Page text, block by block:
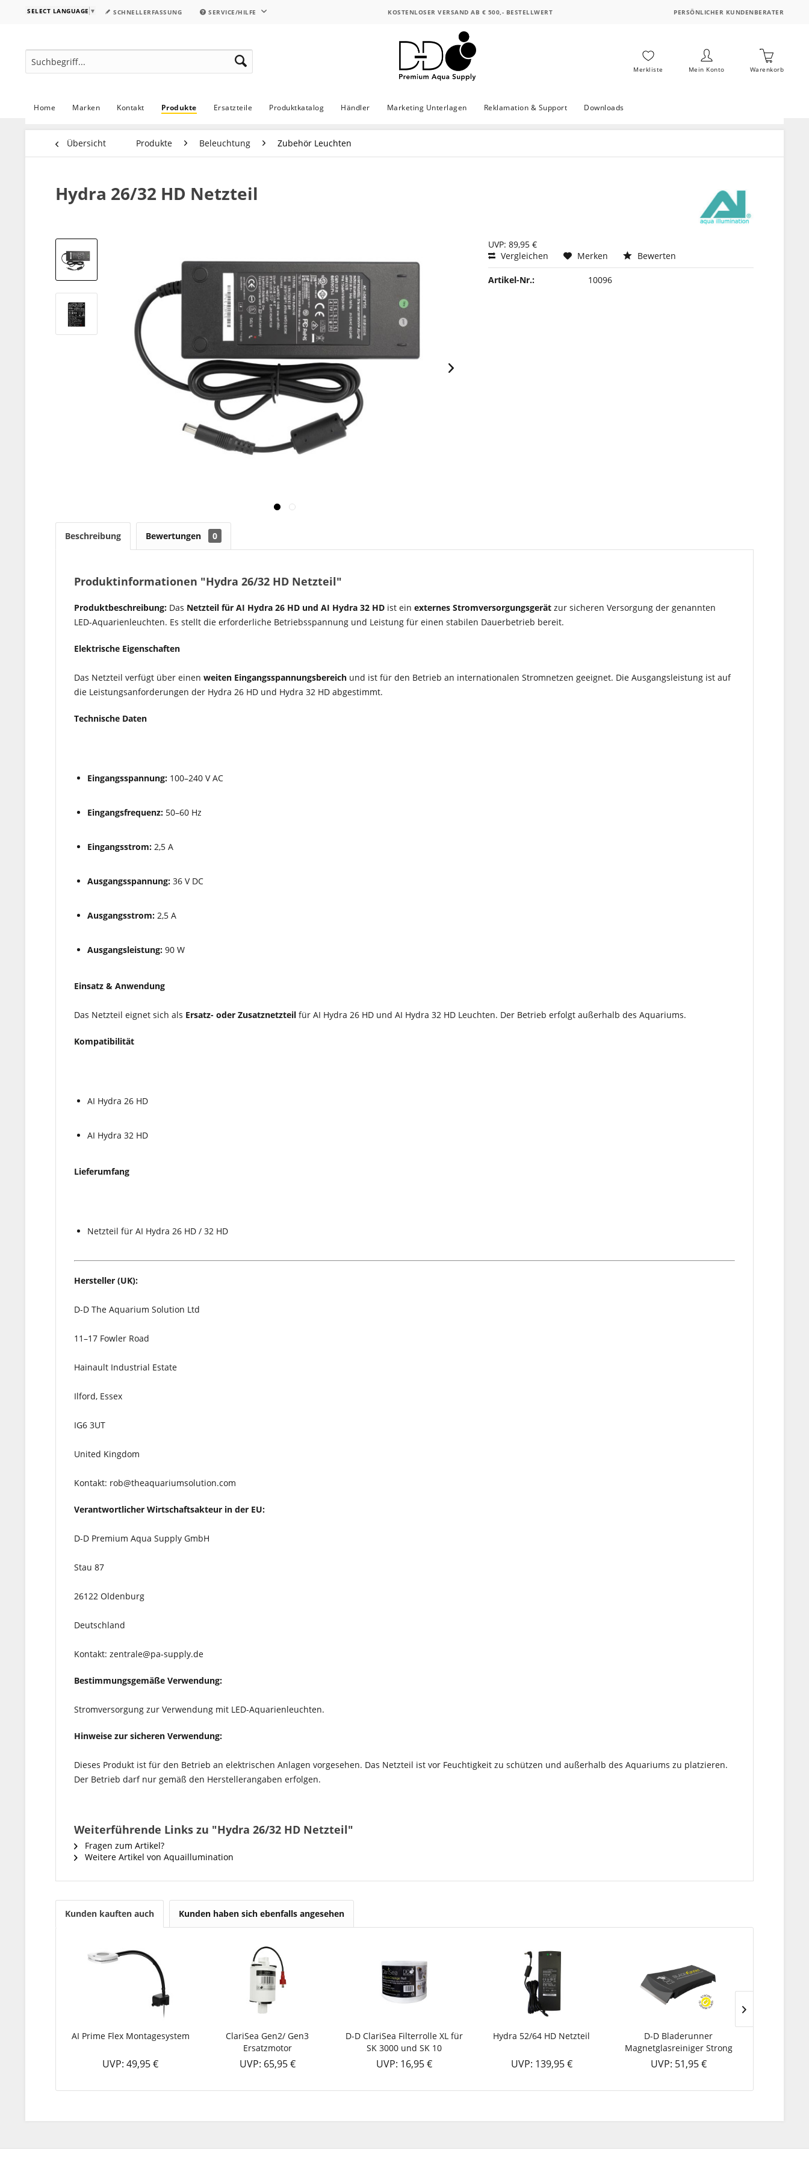
SELECT LANGUAGE ▼ SCHNELLERFASSUNG SERVICE/HILFE KOSTENLOSER VERSAND AB € 500,- BESTELLWERT PERSÖNLICHER KUNDENBERATER
Merkliste Mein Konto Warenkorb
Home Marken Kontakt Produkte Ersatzteile Produktkatalog Händler Marketing Unterlagen Reklamation & Support Downloads
Übersicht Produkte Beleuchtung Zubehör Leuchten
Hydra 26/32 HD Netzteil
UVP: 89,95 €
Vergleichen
Merken Bewerten
Artikel-Nr.: 10096
Beschreibung Bewertungen 0
Produktinformationen "Hydra 26/32 HD Netzteil"
Produktbeschreibung: Das Netzteil für AI Hydra 26 HD und AI Hydra 32 HD ist ein externes Stromversorgungsgerät zur sicheren Versorgung der genannten
LED-Aquarienleuchten. Es stellt die erforderliche Betriebsspannung und Leistung für einen stabilen Dauerbetrieb bereit.
Elektrische Eigenschaften
Das Netzteil verfügt über einen weiten Eingangsspannungsbereich und ist für den Betrieb an internationalen Stromnetzen geeignet. Die Ausgangsleistung ist auf
die Leistungsanforderungen der Hydra 26 HD und Hydra 32 HD abgestimmt.
Technische Daten
Eingangsspannung: 100–240 V AC
Eingangsfrequenz: 50–60 Hz
Eingangsstrom: 2,5 A
Ausgangsspannung: 36 V DC
Ausgangsstrom: 2,5 A
Ausgangsleistung: 90 W
Einsatz & Anwendung
Das Netzteil eignet sich als Ersatz- oder Zusatznetzteil für AI Hydra 26 HD und AI Hydra 32 HD Leuchten. Der Betrieb erfolgt außerhalb des Aquariums.
Kompatibilität
AI Hydra 26 HD
AI Hydra 32 HD
Lieferumfang
Netzteil für AI Hydra 26 HD / 32 HD
Hersteller (UK):
D-D The Aquarium Solution Ltd
11–17 Fowler Road
Hainault Industrial Estate
Ilford, Essex
IG6 3UT
United Kingdom
Kontakt: rob@theaquariumsolution.com
Verantwortlicher Wirtschaftsakteur in der EU:
D-D Premium Aqua Supply GmbH
Stau 87
26122 Oldenburg
Deutschland
Kontakt: zentrale@pa-supply.de
Bestimmungsgemäße Verwendung:
Stromversorgung zur Verwendung mit LED-Aquarienleuchten.
Hinweise zur sicheren Verwendung:
Dieses Produkt ist für den Betrieb an elektrischen Anlagen vorgesehen. Das Netzteil ist vor Feuchtigkeit zu schützen und außerhalb des Aquariums zu platzieren.
Der Betrieb darf nur gemäß den Herstellerangaben erfolgen.
Weiterführende Links zu "Hydra 26/32 HD Netzteil"
Fragen zum Artikel?
Weitere Artikel von Aquaillumination
Kunden kauften auch Kunden haben sich ebenfalls angesehen
AI Prime Flex Montagesystem
UVP: 49,95 €
ClariSea Gen2/ Gen3
Ersatzmotor
UVP: 65,95 €
D-D ClariSea Filterrolle XL für
SK 3000 und SK 10
UVP: 16,95 €
Hydra 52/64 HD Netzteil
UVP: 139,95 €
D-D Bladerunner
Magnetglasreiniger Strong
UVP: 51,95 €